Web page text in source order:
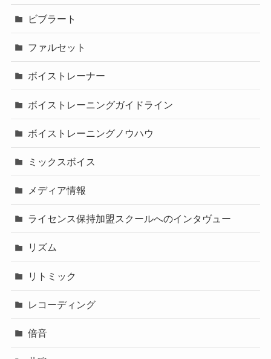
ビブラート
ファルセット
ボイストレーナー
ボイストレーニングガイドライン
ボイストレーニングノウハウ
ミックスボイス
メディア情報
ライセンス保持加盟スクールへのインタヴュー
リズム
リトミック
レコーディング
倍音